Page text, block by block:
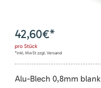
42,60€*
pro Stück
*inkl. MwSt zzgl. Versand
Alu-Blech 0,8mm blank